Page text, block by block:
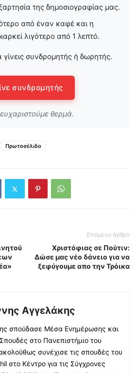
της δημοσιογραφίας μας.
από έναν καφέ και η
λιγότερο από 1 λεπτό.
γίνεις συνδρομητής ή δωρητής.
συνδρομητής
θερμά.
Πρωτοσέλιδο
Επόμενο άρθρο
Χριστόφιας σε Πούτιν:
Δώσε μας νέο δάνειο για να
ξεφύγουμε απο την Τρόικα
Αγγελάκης
σπούδασε Μέσα Ενημέρωσης και
στο Πανεπιστήμιο του
συνέχισε τις σπουδές του
στο Κέντρο για τις Σύγχρονες